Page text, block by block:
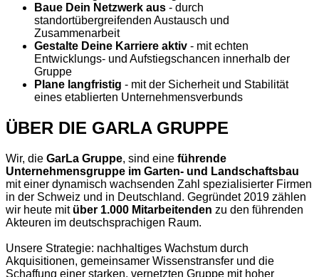
Baue Dein Netzwerk aus - durch
standortübergreifenden Austausch und
Zusammenarbeit
Gestalte Deine Karriere aktiv - mit echten
Entwicklungs- und Aufstiegschancen innerhalb der
Gruppe
Plane langfristig - mit der Sicherheit und Stabilität
eines etablierten Unternehmensverbunds
ÜBER DIE GARLA GRUPPE
Wir, die GarLa Gruppe, sind eine führende
Unternehmensgruppe im Garten- und Landschaftsbau
mit einer dynamisch wachsenden Zahl spezialisierter Firmen
in der Schweiz und in Deutschland. Gegründet 2019 zählen
wir heute mitüber 1.000 Mitarbeitenden zu den führenden
Akteuren im deutschsprachigen Raum.
Unsere Strategie: nachhaltiges Wachstum durch
Akquisitionen, gemeinsamer Wissenstransfer und die
Schaffung einer starken, vernetzten Gruppe mit hoher